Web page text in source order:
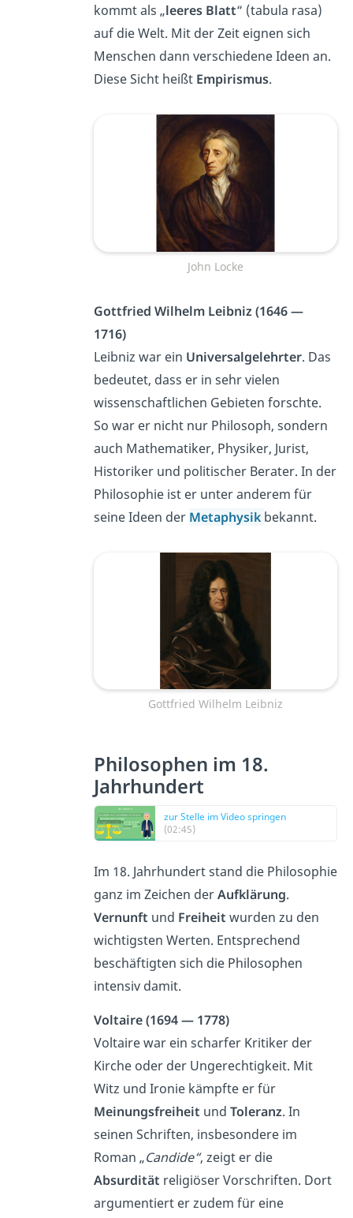
kommt als „leeres Blatt“ (tabula rasa)
auf die Welt. Mit der Zeit eignen sich
Menschen dann verschiedene Ideen an.
Diese Sicht heißt Empirismus.
John Locke
Gottfried Wilhelm Leibniz (1646 —
1716)
Leibniz war ein Universalgelehrter. Das
bedeutet, dass er in sehr vielen
wissenschaftlichen Gebieten forschte.
So war er nicht nur Philosoph, sondern
auch Mathematiker, Physiker, Jurist,
Historiker und politischer Berater. In der
Philosophie ist er unter anderem für
seine Ideen der Metaphysik bekannt.
Gottfried Wilhelm Leibniz
Philosophen im 18.
Jahrhundert
zur Stelle im Video springen
(02:45)
Im 18. Jahrhundert stand die Philosophie
ganz im Zeichen derAufklärung.
Vernunft und Freiheit wurden zu den
wichtigsten Werten. Entsprechend
beschäftigten sich die Philosophen
intensiv damit.
Voltaire (1694 — 1778)
Voltaire war ein scharfer Kritiker der
Kirche oder der Ungerechtigkeit. Mit
Witz und Ironie kämpfte er für
Meinungsfreiheit und Toleranz. In
seinen Schriften, insbesondere im
Roman „Candide“, zeigt er die
Absurdität religiöser Vorschriften. Dort
argumentiert er zudem für eine